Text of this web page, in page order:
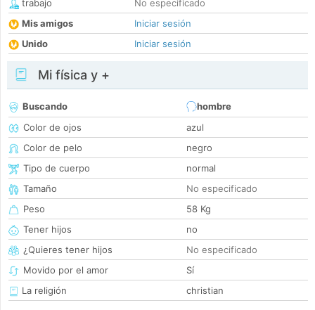
trabajo
No especificado
Mis amigos
Iniciar sesión
Unido
Iniciar sesión
Mi física y +
Buscando
hombre
Color de ojos
azul
Color de pelo
negro
Tipo de cuerpo
normal
Tamaño
No especificado
Peso
58 Kg
Tener hijos
no
¿Quieres tener hijos
No especificado
Movido por el amor
Sí
La religión
christian